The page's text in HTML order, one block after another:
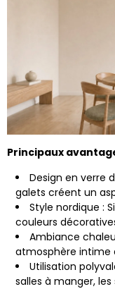
Principaux
Design en verre
galets créent un
Style nordique :
couleurs
Ambiance
atmosphère intime
Utilisation
salles à manger,